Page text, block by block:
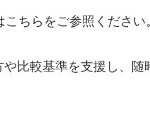
ちらをご参照ください
比較基準を支援し、随